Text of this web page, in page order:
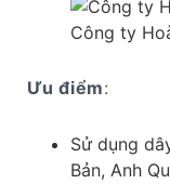
Công ty
Ưu điểm:
Sử dụng
Bản, Anh